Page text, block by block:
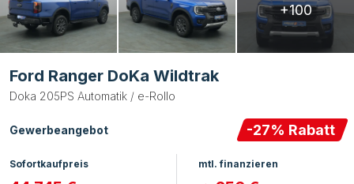
+100
Ford Ranger DoKa Wildtrak
Doka 205PS Automatik / e-Rollo
Gewerbeangebot -27% Rabatt
Sofortkaufpreis mtl. finanzieren